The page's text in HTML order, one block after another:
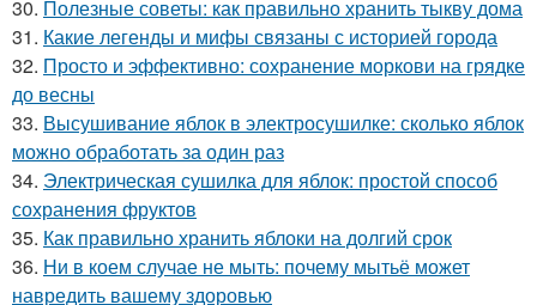
30. Полезные советы: как правильно хранить тыкву дома
31. Какие легенды и мифы связаны с историей города
32. Просто и эффективно: сохранение моркови на грядке
до весны
33. Высушивание яблок в электросушилке: сколько яблок
можно обработать за один раз
34. Электрическая сушилка для яблок: простой способ
сохранения фруктов
35. Как правильно хранить яблоки на долгий срок
36. Ни в коем случае не мыть: почему мытьё может
навредить вашему здоровью